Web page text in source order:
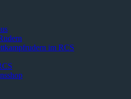
im RCS